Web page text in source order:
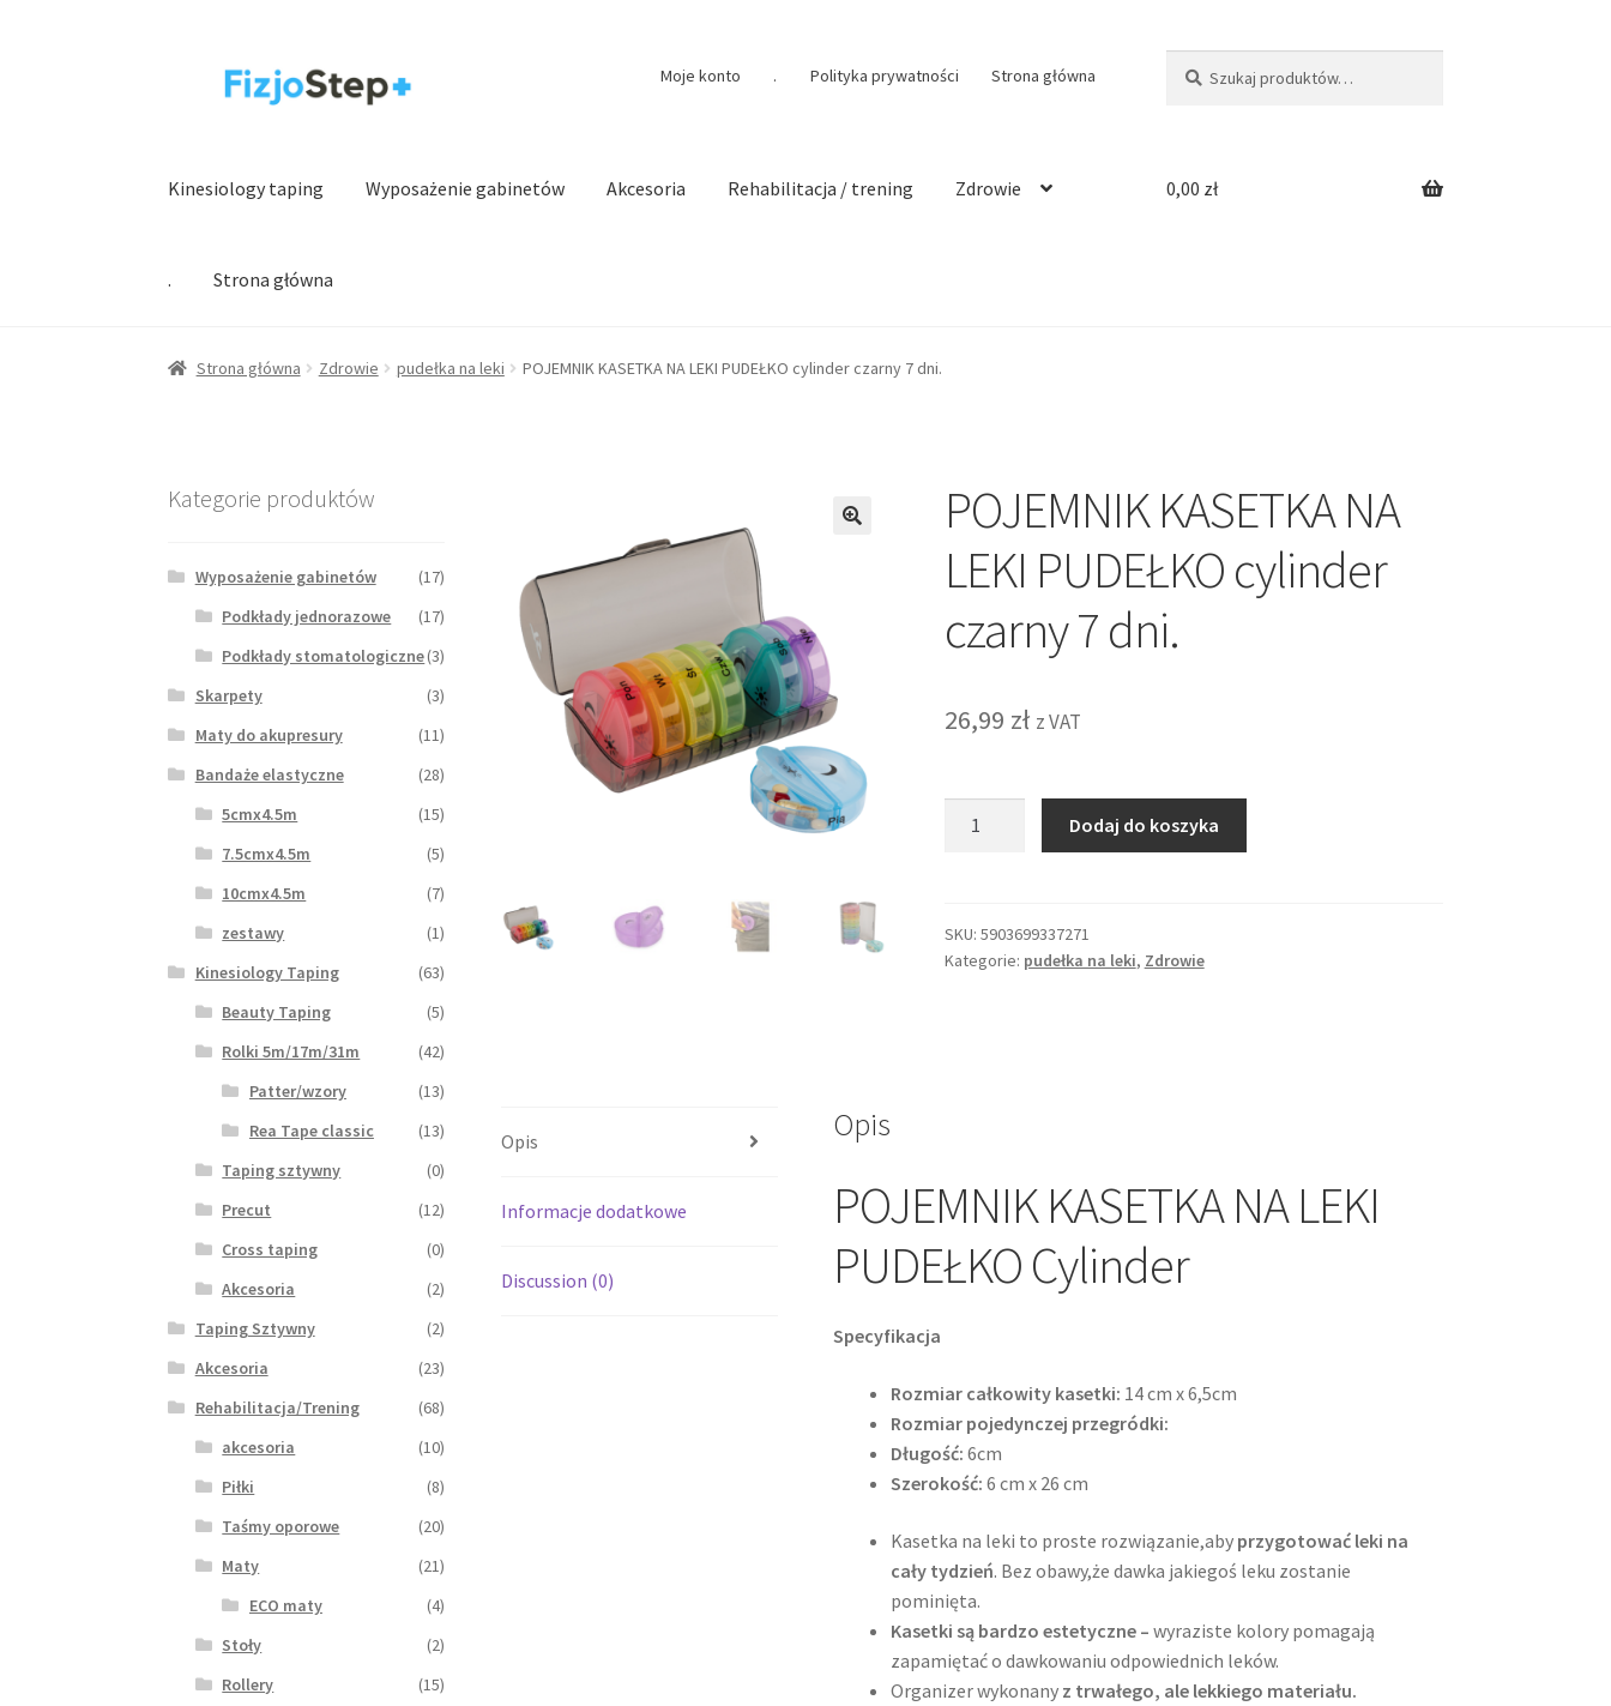
Moje konto . Polityka prywatności Strona główna
Kinesiology taping Wyposażenie gabinetów Akcesoria Rehabilitacja / trening Zdrowie
. Strona główna
0,00 zł
Strona główna Zdrowie pudełka na leki POJEMNIK KASETKA NA LEKI PUDEŁKO cylinder czarny 7 dni.
POJEMNIK KASETKA NA
LEKI PUDEŁKO cylinder
czarny 7 dni.
26,99 zł z VAT
LEKI
PUDEŁKO
Dodaj do koszyka
SKU: 5903699337271
Kategorie: pudełka na leki, Zdrowie
Opis
Informacje dodatkowe
Discussion (0)
Opis
POJEMNIK KASETKA NA LEKI
PUDEŁKO Cylinder
Specyfikacja
Rozmiar całkowity kasetki: 14 cm x 6,5cm
Rozmiar pojedynczej przegródki:
Długość:6cm
Szerokość: 6 cm x 26 cm
Kasetka na leki to proste rozwiązanie,aby przygotować leki na
cały tydzień. Bez obawy,że dawka jakiegoś leku zostanie
pominięta.
Kasetki są bardzo estetyczne –wyraziste kolory pomagają
zapamiętać o dawkowaniu odpowiednich leków.
Organizer wykonany z trwałego, ale lekkiego materiału.
Kategorie produktów
Wyposażenie gabinetów
(17)
Podkłady jednorazowe
(17)
Podkłady stomatologiczne(3)
Skarpety
(3)
Maty do akupresury
(11)
Bandaże elastyczne
(28)
5cmx4.5m
(15)
7.5cmx4.5m
(5)
10cmx4.5m
(7)
zestawy
(1)
Kinesiology Taping
(63)
Beauty Taping
(5)
Rolki 5m/17m/31m
(42)
Patter/wzory
(13)
Rea Tape classic
(13)
Taping sztywny
(0)
Precut
(12)
Cross taping
(0)
Akcesoria
(2)
Taping Sztywny
(2)
Akcesoria
(23)
Rehabilitacja/Trening
(68)
akcesoria
(10)
Piłki
(8)
Taśmy oporowe
(20)
Maty
(21)
ECO maty
(4)
Stoły
(2)
Rollery
(15)